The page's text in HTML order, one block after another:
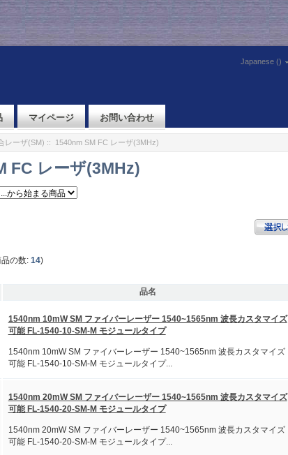
Japanese ()
マイページ お問い合わせ
レーザ(SM) :: 1540nm SM FC レーザ(3MHz)
FC レーザ(3MHz)
の数: 14)
品名
1540nm 10mW SM ファイバーレーザー 1540~1565nm 波長カスタマイズ
可能 FL-1540-10-SM-M モジュールタイプ
1540nm 10mW SM ファイバーレーザー 1540~1565nm 波長カスタマイズ
可能 FL-1540-10-SM-M モジュールタイプ...
1540nm 20mW SM ファイバーレーザー 1540~1565nm 波長カスタマイズ
可能 FL-1540-20-SM-M モジュールタイプ
1540nm 20mW SM ファイバーレーザー 1540~1565nm 波長カスタマイズ
可能 FL-1540-20-SM-M モジュールタイプ...